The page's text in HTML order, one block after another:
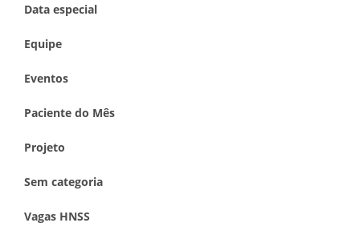
Data especial
Equipe
Eventos
Paciente do Mês
Projeto
Sem categoria
Vagas HNSS